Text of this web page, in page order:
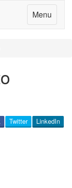
Menu
LinkedIn
Twitter